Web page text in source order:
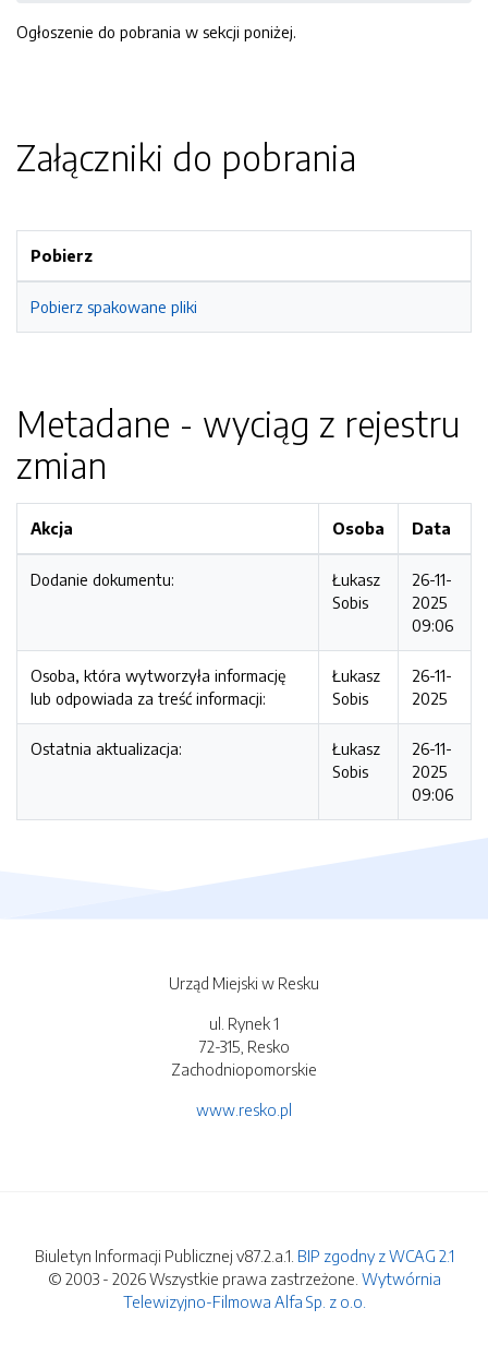
Ogłoszenie do pobrania w sekcji poniżej.
Załączniki do pobrania
Pobierz
Pobierz spakowane pliki
Metadane - wyciąg z rejestru
zmian
Akcja Osoba Data
Dodanie dokumentu:
Łukasz
Sobis
26-11-
2025
09:06
Osoba, która wytworzyła informację
lub odpowiada za treść informacji:
Łukasz
Sobis
26-11-
2025
Ostatnia aktualizacja:
Łukasz
Sobis
26-11-
2025
09:06
Urząd Miejski w Resku
ul. Rynek 1
72-315, Resko
Zachodniopomorskie
www.resko.pl
Biuletyn Informacji Publicznej v87.2.a.1. BIP zgodny z WCAG 2.1
© 2003 - 2026 Wszystkie prawa zastrzeżone. Wytwórnia
Telewizyjno-Filmowa Alfa Sp. z o.o.